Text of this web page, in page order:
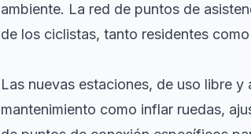
ambiente. La red de puntos de
de los ciclistas, tanto residentes
Las nuevas estaciones, de uso libre
mantenimiento como inflar ruedas,